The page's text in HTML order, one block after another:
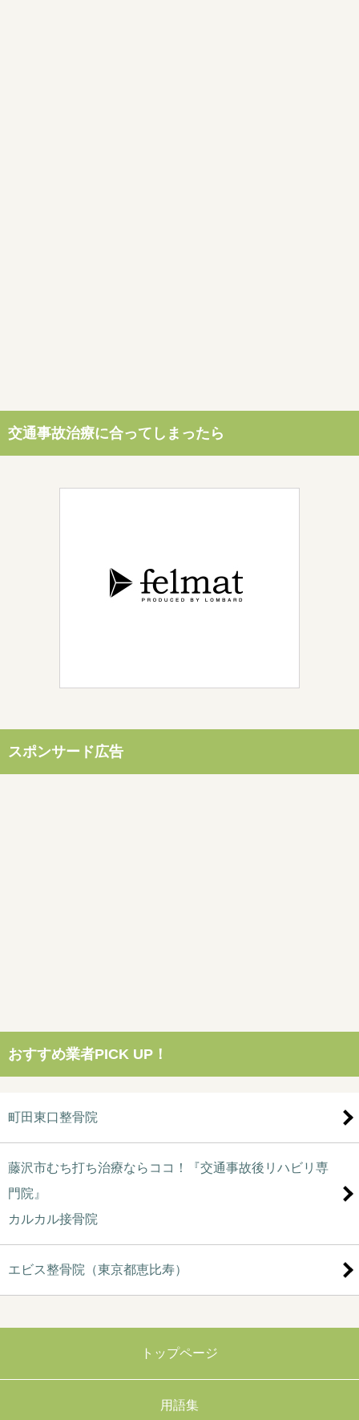
交通事故治療に合ってしまったら
スポンサード広告
おすすめ業者PICK UP！
町田東口整骨院
藤沢市むち打ち治療ならココ！『交通事故後リハビリ専
門院』
カルカル接骨院
エビス整骨院（東京都恵比寿）
トップページ
用語集